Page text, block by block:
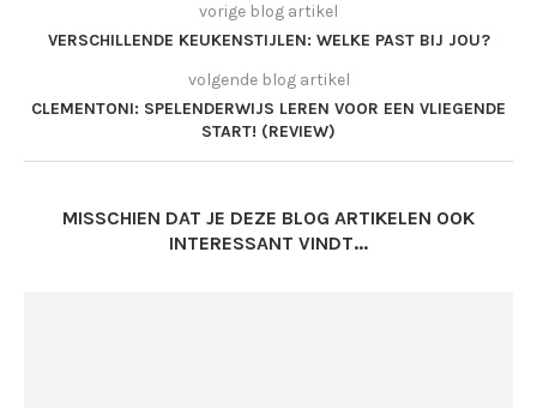
vorige blog artikel
VERSCHILLENDE KEUKENSTIJLEN: WELKE PAST BIJ JOU?
volgende blog artikel
CLEMENTONI: SPELENDERWIJS LEREN VOOR EEN VLIEGENDE
START! (REVIEW)
MISSCHIEN DAT JE DEZE BLOG ARTIKELEN OOK
INTERESSANT VINDT...